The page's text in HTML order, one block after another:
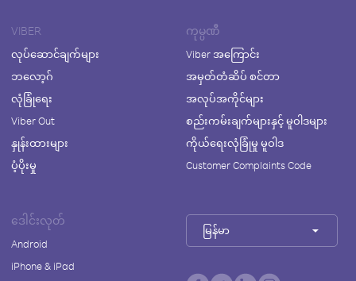
VIBER
လုပ်ဆောင်ချက်များ
ဘလော့ဂ်
လုံခြုံရေး
Viber Out
နှုန်းထားများ
ပံ့ပိုးမှု
ကုမ္ပဏီ
Viber အကြောင်း
အမှတ်တံဆိပ် စင်တာ
အလုပ်အကိုင်များ
စည်းကမ်းချက်များနှင့် မူဝါဒများ
ကိုယ်ရေးလုံခြုံမှု မူဝါဒ
Customer Complaints Code
ဒေါင်းလုတ်
Android
iPhone & iPad
မြန်မာ